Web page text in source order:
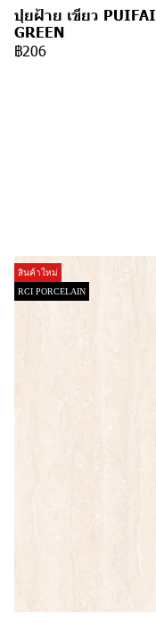
ปุยฝ้าย เขียว PUIFAI
GREEN
฿206
สินค้าใหม่
RCI PORCELAIN